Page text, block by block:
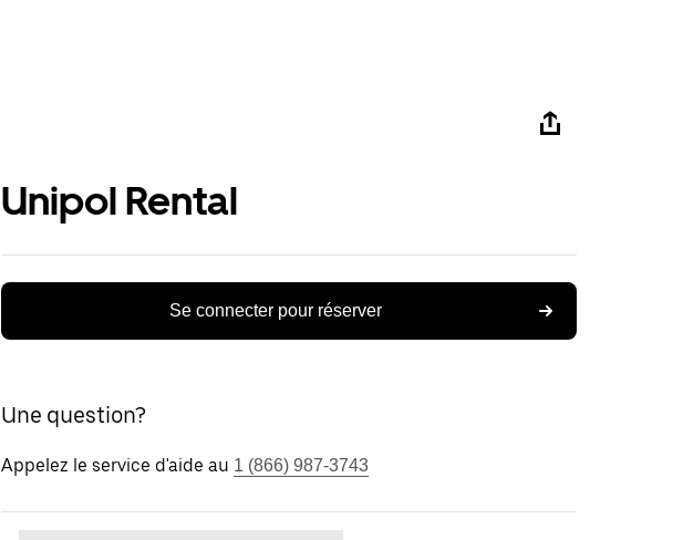
Unipol Rental
Se connecter pour réserver
Une question?
Appelez le service d'aide au 1 (866) 987-3743